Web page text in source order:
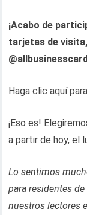
¡Acabo de
tarjetas de
Haga clic aquí
¡Eso es!
a partir de hoy, el
Lo sentimos
para residentes
nuestros lectores